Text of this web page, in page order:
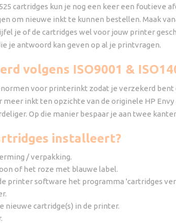
cartridges kun je nog een keer een
om nieuwe inkt te kunnen bestellen. Maak
je of de cartridges wel voor jouw printer
je antwoord kan geven op al je printvragen.
volgens ISO9001 &
voor printerinkt zodat je verzekerd
inkt ten opzichte van de originele HP
Op die manier bespaar je aan twee
installeert?
/ verpakking.
of het roze met blauwe label.
printer software het programma 'cartridges
nieuwe cartridge(s) in de printer.